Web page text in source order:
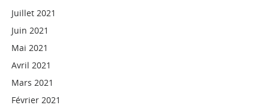
Juillet 2021
Juin 2021
Mai 2021
Avril 2021
Mars 2021
Février 2021